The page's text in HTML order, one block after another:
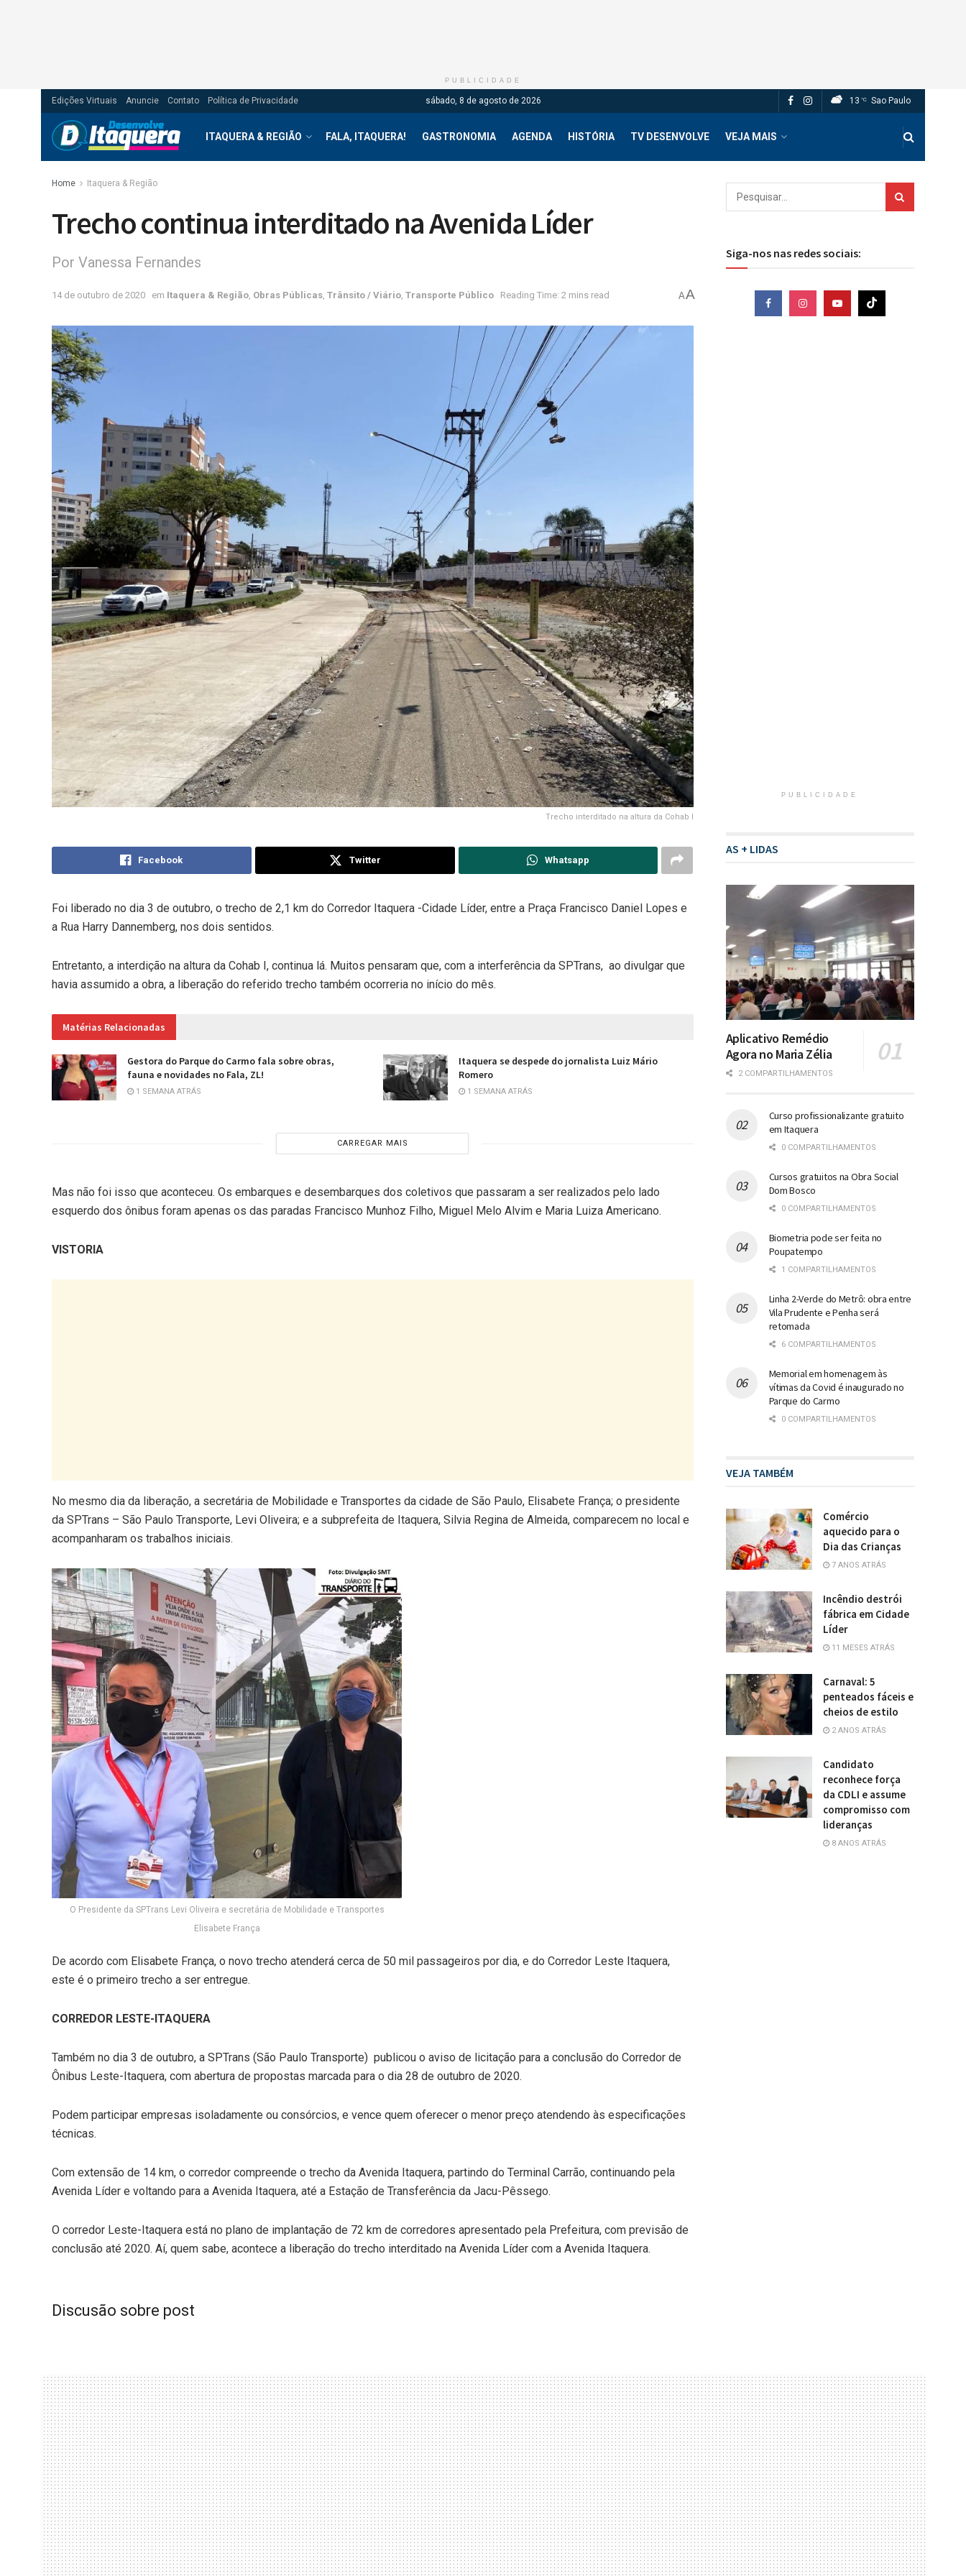
PUBLICIDADE
Edições Virtuais Anuncie Contato Política de Privacidade sábado, 8 de agosto de 2026 13 °C Sao Paulo
ITAQUERA & REGIÃO FALA, ITAQUERA! GASTRONOMIA AGENDA HISTÓRIA TV DESENVOLVE VEJA MAIS
Home Itaquera & Região
Trecho continua interditado na Avenida Líder
Por Vanessa Fernandes
14 de outubro de 2020 em Itaquera & Região Obras Públicas Trânsito / Viário Transporte Público Reading Time: 2 mins read AA
Trecho interditado na altura da Cohab I
Facebook Twitter Whatsapp
Foi liberado no dia 3 de outubro, o trecho de 2,1 km do Corredor Itaquera -Cidade Líder, entre a Praça Francisco Daniel Lopes e
a Rua Harry Dannemberg, nos dois sentidos.
Entretanto, a interdição na altura da Cohab I, continua lá. Muitos pensaram que, com a interferência da SPTrans, ao divulgar que
havia assumido a obra, a liberação do referido trecho também ocorreria no início do mês.
Matérias Relacionadas
Gestora do Parque do Carmo fala sobre obras,
fauna e novidades no Fala, ZL!
1 SEMANA ATRÁS
Itaquera se despede do jornalista Luiz Mário
Romero
1 SEMANA ATRÁS
CARREGAR MAIS
Mas não foi isso que aconteceu. Os embarques e desembarques dos coletivos que passaram a ser realizados pelo lado
esquerdo dos ônibus foram apenas os das paradas Francisco Munhoz Filho, Miguel Melo Alvim e Maria Luiza Americano.
VISTORIA
No mesmo dia da liberação, a secretária de Mobilidade e Transportes da cidade de São Paulo, Elisabete França; o presidente
da SPTrans – São Paulo Transporte, Levi Oliveira; e a subprefeita de Itaquera, Silvia Regina de Almeida, comparecem no local e
acompanharam os trabalhos iniciais.
O Presidente da SPTrans Levi Oliveira e secretária de Mobilidade e Transportes
Elisabete França
De acordo com Elisabete França, o novo trecho atenderá cerca de 50 mil passageiros por dia, e do Corredor Leste Itaquera,
este é o primeiro trecho a ser entregue.
CORREDOR LESTE-ITAQUERA
Também no dia 3 de outubro, a SPTrans (São Paulo Transporte) publicou o aviso de licitação para a conclusão do Corredor de
Ônibus Leste-Itaquera, com abertura de propostas marcada para o dia 28 de outubro de 2020.
Podem participar empresas isoladamente ou consórcios, e vence quem oferecer o menor preço atendendo às especificações
técnicas.
Com extensão de 14 km, o corredor compreende o trecho da Avenida Itaquera, partindo do Terminal Carrão, continuando pela
Avenida Líder e voltando para a Avenida Itaquera, até a Estação de Transferência da Jacu-Pêssego.
O corredor Leste-Itaquera está no plano de implantação de 72 km de corredores apresentado pela Prefeitura, com previsão de
conclusão até 2020. Aí, quem sabe, acontece a liberação do trecho interditado na Avenida Líder com a Avenida Itaquera.
Discusão sobre post
Siga-nos nas redes sociais:
PUBLICIDADE
AS + LIDAS
Aplicativo Remédio
Agora no Maria Zélia
2 COMPARTILHAMENTOS
Curso profissionalizante gratuito
em Itaquera
0 COMPARTILHAMENTOS
Cursos gratuitos na Obra Social
Dom Bosco
0 COMPARTILHAMENTOS
Biometria pode ser feita no
Poupatempo
1 COMPARTILHAMENTOS
Linha 2-Verde do Metrô: obra entre
Vila Prudente e Penha será
retomada
6 COMPARTILHAMENTOS
Memorial em homenagem às
vítimas da Covid é inaugurado no
Parque do Carmo
0 COMPARTILHAMENTOS
VEJA TAMBÉM
Comércio
aquecido para o
Dia das Crianças
7 ANOS ATRÁS
Incêndio destrói
fábrica em Cidade
Líder
11 MESES ATRÁS
Carnaval: 5
penteados fáceis e
cheios de estilo
2 ANOS ATRÁS
Candidato
reconhece força
da CDLI e assume
compromisso com
lideranças
8 ANOS ATRÁS